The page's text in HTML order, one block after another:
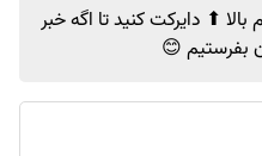
⬆ دایرکت کنید تا اگه خبر
بفرستیم 😊